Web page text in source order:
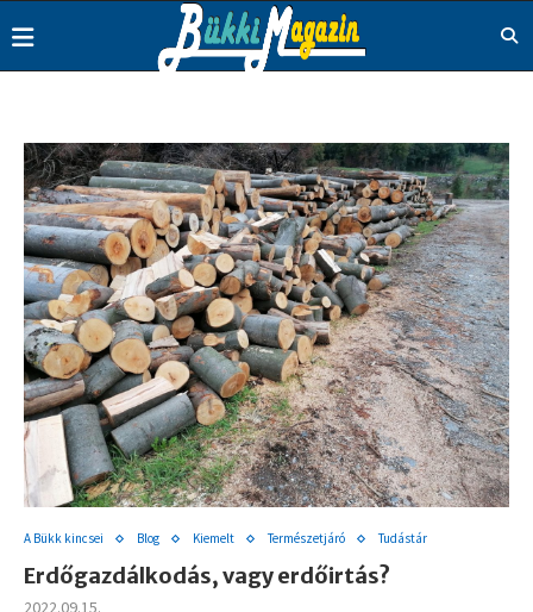
A Bükk kincsei Blog Kiemelt Természetjáró Tudástár
Erdőgazdálkodás, vagy erdőirtás?
2022.09.15.